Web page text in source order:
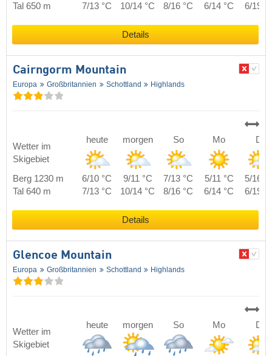
Tal 650 m
7/13 °C 10/14 °C 8/16 °C 6/14 °C 6/19
Details
Cairngorm Mountain
Europa Großbritannien Schottland Highlands
Wetter im
Skigebiet
heute morgen So Mo Di
Berg 1230 m 6/10 °C 9/11 °C 7/13 °C 5/11 °C
5/16
Tal 640 m
7/13 °C 10/14 °C 8/16 °C 6/14 °C 6/19
Details
Glencoe Mountain
Europa Großbritannien Schottland Highlands
Wetter im
Skigebiet
heute morgen So Mo Di